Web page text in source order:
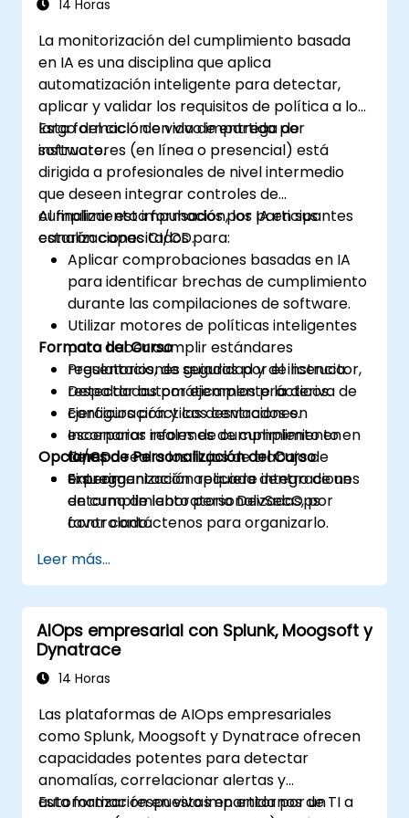
14 Horas
La monitorización del cumplimiento basada
en IA es una disciplina que aplica
automatización inteligente para detectar,
aplicar y validar los requisitos de política a lo
largo del ciclo de vida de entrega de
software.
Esta formación en vivo impartida por
instructores (en línea o presencial) está
dirigida a profesionales de nivel intermedio
que deseen integrar controles de
cumplimiento impulsados por IA en sus
canalizaciones CI/CD.
Al finalizar esta formación, los participantes
estarán capacitados para:
Aplicar comprobaciones basadas en IA
para identificar brechas de cumplimiento
durante las compilaciones de software.
Utilizar motores de políticas inteligentes
para hacer cumplir estándares
regulatorios, de seguridad y de licencia.
Detectar automáticamente la deriva de
configuración y las desviaciones.
Incorporar informes de cumplimiento en
tiempo real a los flujos de trabajo de
entrega.
Formato del Curso
Presentaciones guiadas por el instructor,
respaldadas por ejemplos prácticos.
Ejercicios prácticos centrados en
escenarios reales de cumplimiento en
CI/CD.
Experimentación aplicada dentro de un
entorno de laboratorio DevSecOps
controlado.
Opciones de Personalización del Curso
Si su organización requiere integraciones
de cumplimiento personalizadas, por
favor contáctenos para organizarlo.
Leer más...
AIOps empresarial con Splunk, Moogsoft y
Dynatrace
14 Horas
Las plataformas de AIOps empresariales
como Splunk, Moogsoft y Dynatrace ofrecen
capacidades potentes para detectar
anomalías, correlacionar alertas y
automatizar respuestas en entornos de TI a
Esta formación en vivo impartida por un